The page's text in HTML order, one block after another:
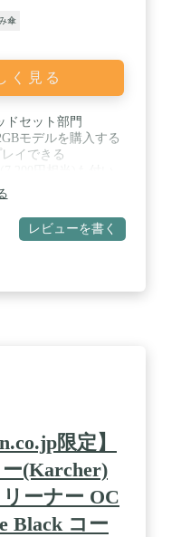
傘
く見る
ドセット部門
モデルを購入する
イできる
サブスクリプショ
が適用されます。規
チャル要素を周囲の
の活動の場に変え
、想像をはるかに超
低音、Quest2に比
リティを増した3Dオ
い没入感を実現しま
のを実際に触れてい
ローラーが微細なタ
、直感的に操作でき
を使えば、コント
が可能。自分の手
。 / 600以上の没入
健康維持、エンター
レビューを書く
限定】
(Karcher)
ーナー OC
Black コー